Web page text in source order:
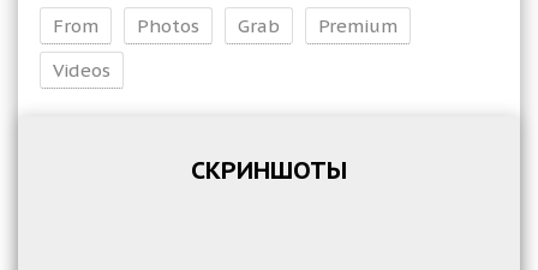
From Photos Grab
Premium
Videos
СКРИНШОТЫ